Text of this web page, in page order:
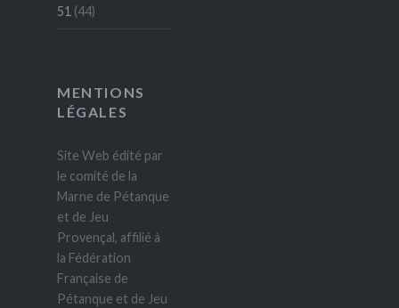
51 (44)
MENTIONS
LÉGALES
Site Web édité par
le comité de la
Marne de Pétanque
et de Jeu
Provençal, affilié à
la Fédération
Française de
Pétanque et de Jeu